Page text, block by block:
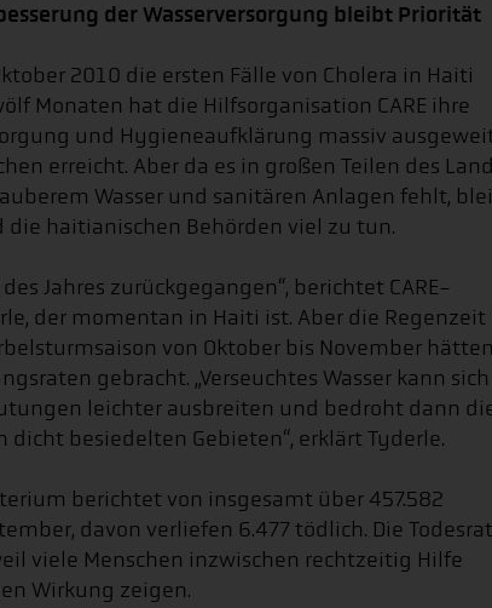
der Wasserversorgung bleibt Priorität
2010 die ersten Fälle von Cholera in Haiti
Monaten hat die Hilfsorganisation CARE ihre
und Hygieneaufklärung massiv
erreicht. Aber da es in großen Teilen des
Wasser und sanitären Anlagen fehlt,
haitianischen Behörden viel zu tun.
Jahres zurückgegangen“, berichtet CARE-
der momentan in Haiti ist. Aber die Regenzeit
von Oktober bis November hätten
gebracht. „Verseuchtes Wasser kann sich
leichter ausbreiten und bedroht dann
dicht besiedelten Gebieten“, erklärt Tyderle.
berichtet von insgesamt über 457.582
davon verliefen 6.477 tödlich. Die
viele Menschen inzwischen rechtzeitig Hilfe
Wirkung zeigen.